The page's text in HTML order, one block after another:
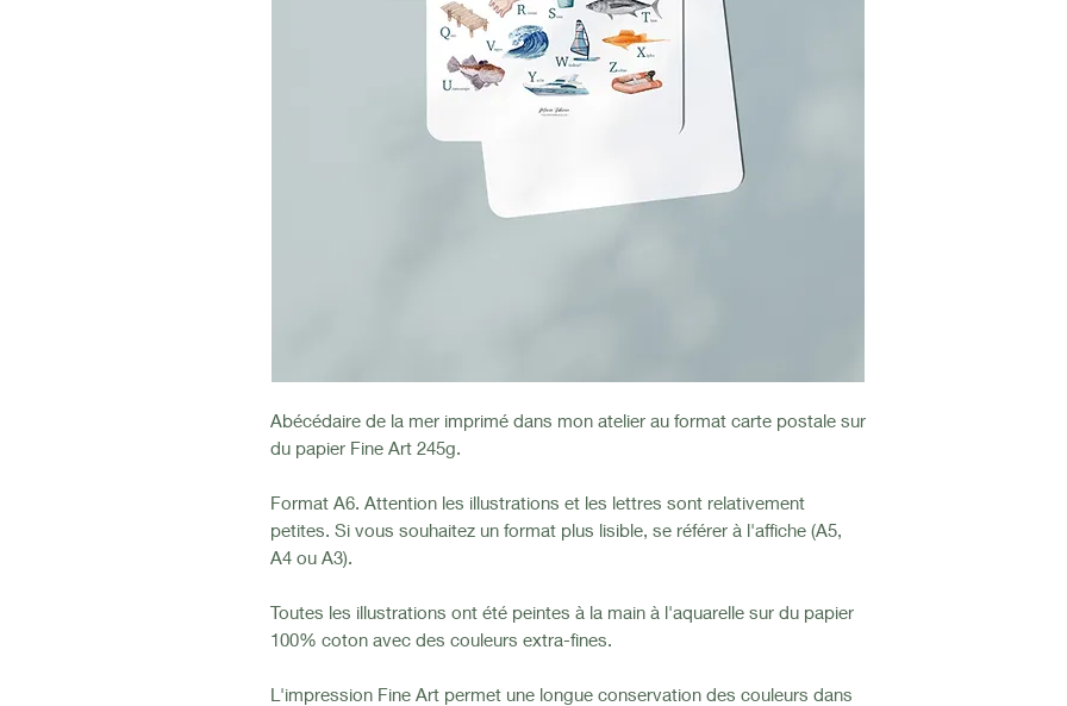
Abécédaire de la mer imprimé dans mon atelier au format carte postale sur
du papier Fine Art 245g.
Format A6. Attention les illustrations et les lettres sont relativement
petites. Si vous souhaitez un format plus lisible, se référer à l'affiche (A5,
A4 ou A3).
Toutes les illustrations ont été peintes à la main à l'aquarelle sur du papier
100% coton avec des couleurs extra-fines.
L'impression Fine Art permet une longue conservation des couleurs dans